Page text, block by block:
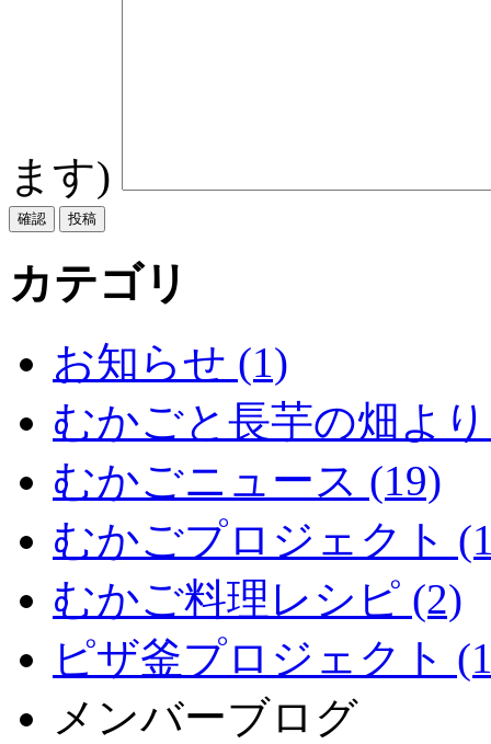
ます)
カテゴリ
お知らせ (1)
むかごと長芋の畑よ
むかごニュース (19)
むかごプロジェクト
むかご料理レシピ (2)
ピザ釜プロジェクト
メンバーブログ